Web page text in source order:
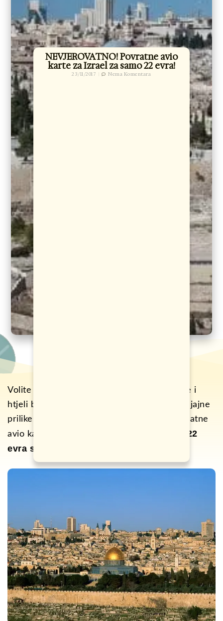
NEVJEROVATNO! Povratne avio
karte za Izrael za samo 22 evra!
23/11/2017 Nema Komentara
Volite istoriju? Fasciniraju vas priče iz Biblije i
htjeli biste jedno drugačije putovanje? Evo sjajne
prilike. U ponudi su trenutno dostupne povratne
avio karte za Izrael iz Budimpešte za samo
22
evra sa svim taksama